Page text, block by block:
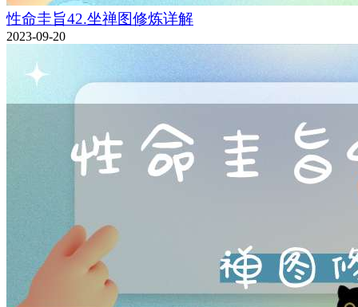
性命圭旨42.坐禅图修炼详解
2023-09-20